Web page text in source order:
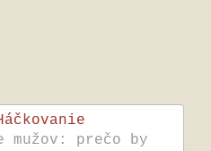
mužov: prečo by